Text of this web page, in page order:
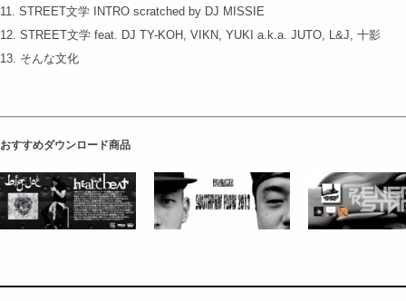
11. STREET文学 INTRO scratched by DJ MISSIE
12. STREET文学 feat. DJ TY-KOH, VIKN, YUKI a.k.a. JUTO, L&J, 十影
13. そんな文化
おすすめダウンロード商品